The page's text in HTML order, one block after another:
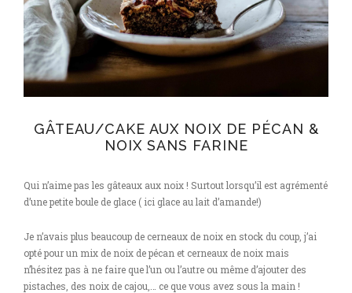
GÂTEAU/CAKE AUX NOIX DE PÉCAN &
NOIX SANS FARINE
Qui n’aime pas les gâteaux aux noix ! Surtout lorsqu’il est agrémenté
d’une petite boule de glace ( ici glace au lait d’amande!)
Je n’avais plus beaucoup de cerneaux de noix en stock du coup, j’ai
opté pour un mix de noix de pécan et cerneaux de noix mais
n’hésitez pas à ne faire que l’un ou l’autre ou même d’ajouter des
pistaches, des noix de cajou,… ce que vous avez sous la main !